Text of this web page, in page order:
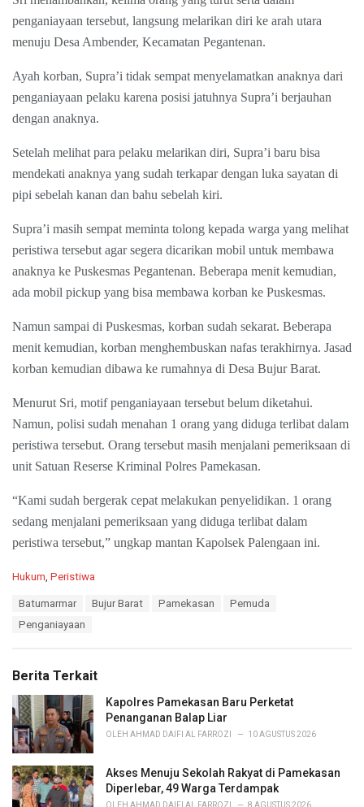
penganiayaan tersebut, langsung melarikan diri ke arah utara
menuju Desa Ambender, Kecamatan Pegantenan.
Ayah korban, Supra’i tidak sempat menyelamatkan anaknya dari
penganiayaan pelaku karena posisi jatuhnya Supra’i berjauhan
dengan anaknya.
Setelah melihat para pelaku melarikan diri, Supra’i baru bisa
mendekati anaknya yang sudah terkapar dengan luka sayatan di
pipi sebelah kanan dan bahu sebelah kiri.
Supra’i masih sempat meminta tolong kepada warga yang melihat
peristiwa tersebut agar segera dicarikan mobil untuk membawa
anaknya ke Puskesmas Pegantenan. Beberapa menit kemudian,
ada mobil pickup yang bisa membawa korban ke Puskesmas.
Namun sampai di Puskesmas, korban sudah sekarat. Beberapa
menit kemudian, korban menghembuskan nafas terakhirnya. Jasad
korban kemudian dibawa ke rumahnya di Desa Bujur Barat.
Menurut Sri, motif penganiayaan tersebut belum diketahui.
Namun, polisi sudah menahan 1 orang yang diduga terlibat dalam
peristiwa tersebut. Orang tersebut masih menjalani pemeriksaan di
unit Satuan Reserse Kriminal Polres Pamekasan.
“Kami sudah bergerak cepat melakukan penyelidikan. 1 orang
sedang menjalani pemeriksaan yang diduga terlibat dalam
peristiwa tersebut,” ungkap mantan Kapolsek Palengaan ini.
C
i
e
s
:
Hukum Peristiwa
Batumarmar Bujur Barat Pamekasan
Pemuda
Penganiayaan
Berita Terkait
Kapolres Pamekasan Baru Perketat
Penanganan Balap Liar
OLEH AHMAD DAIFI AL FARROZI 10 AGUSTUS 2026
Akses Menuju Sekolah Rakyat di Pamekasan
Diperlebar, 49 Warga Terdampak
OLEH AHMAD DAIFI AL FARROZI 8 AGUSTUS 2026